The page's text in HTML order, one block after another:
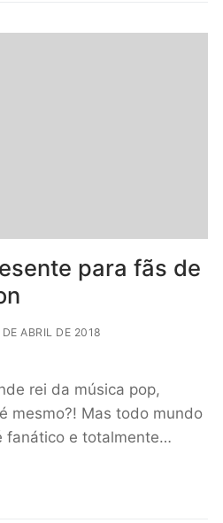
para fãs de
ABRIL DE 2018
rei da música pop,
mesmo?! Mas todo mundo
fanático e totalmente…